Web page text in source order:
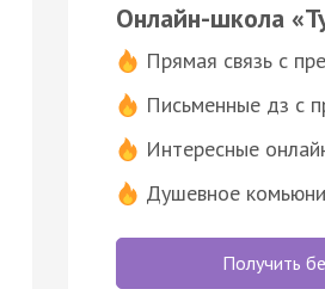
Онлайн-школа
Прямая связь с
Письменные дз с
Интересные
Душевное
Получить